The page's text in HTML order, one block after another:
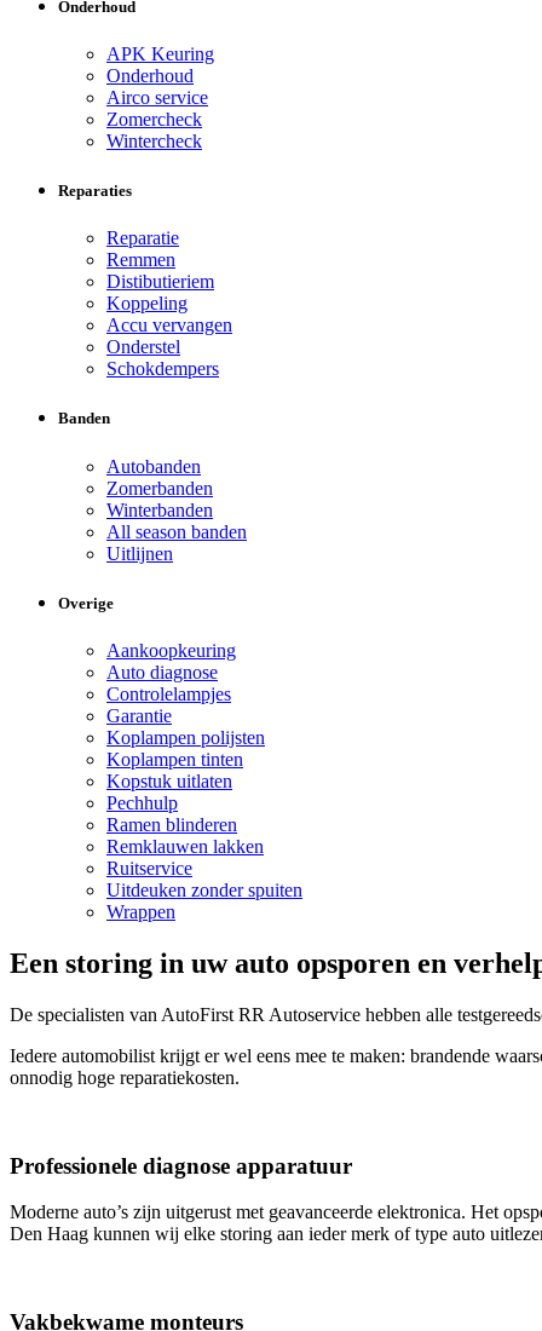
Onderhoud
APK Keuring
Onderhoud
Airco service
Zomercheck
Wintercheck
Reparaties
Reparatie
Remmen
Distibutieriem
Koppeling
Accu vervangen
Onderstel
Schokdempers
Banden
Autobanden
Zomerbanden
Winterbanden
All season banden
Uitlijnen
Overige
Aankoopkeuring
Auto diagnose
Controlelampjes
Garantie
Koplampen polijsten
Koplampen tinten
Kopstuk uitlaten
Pechhulp
Ramen blinderen
Remklauwen lakken
Ruitservice
Uitdeuken zonder spuiten
Wrappen
Een storing in uw auto opsporen en
De specialisten van AutoFirst RR Autoservice hebben alle
Iedere automobilist krijgt er wel eens mee te maken: brandende
onnodig hoge reparatiekosten.
Professionele diagnose apparatuur
Moderne auto’s zijn uitgerust met geavanceerde elektronica. Het
Den Haag kunnen wij elke storing aan ieder merk of type auto
Vakbekwame monteurs